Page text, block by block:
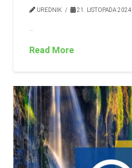
UREDNIK 21. LISTOPADA 2024.
…
Read More